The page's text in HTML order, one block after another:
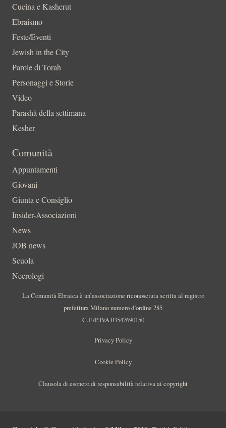
Cucina e Kasherut
Ebraismo
Feste/Eventi
Jewish in the City
Parole di Torah
Personaggi e Storie
Video
Parashà della settimana
Kesher
Comunità
Appuntamenti
Giovani
Giunta e Consiglio
Insider-Associazioni
News
JOB news
Scuola
Necrologi
La Comunità Ebraica è un’associazione riconosciuta scritta al registro
prefettura Milano numero d’ordine 285
C.F./P.IVA 03547690150
Privacy Policy
Cookie Policy
Clausola di esonero di responsabilità relativa ai copyright